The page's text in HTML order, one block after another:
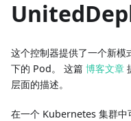
这个控制器提供了一个新
下的 Pod。 这篇 博客文章
层面的描述。
在一个 Kubernetes 集群中